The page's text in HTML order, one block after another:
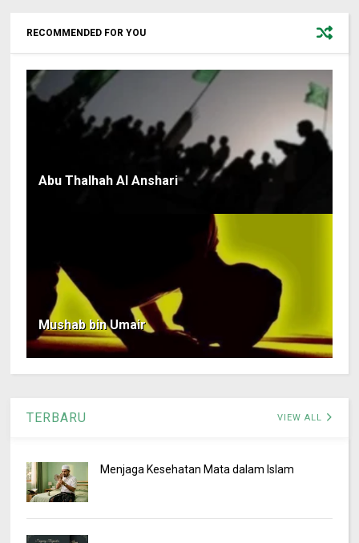
RECOMMENDED FOR YOU
Abu Thalhah Al Anshari
Mushab bin Umair
TERBARU VIEW ALL
Menjaga Kesehatan Mata dalam Islam